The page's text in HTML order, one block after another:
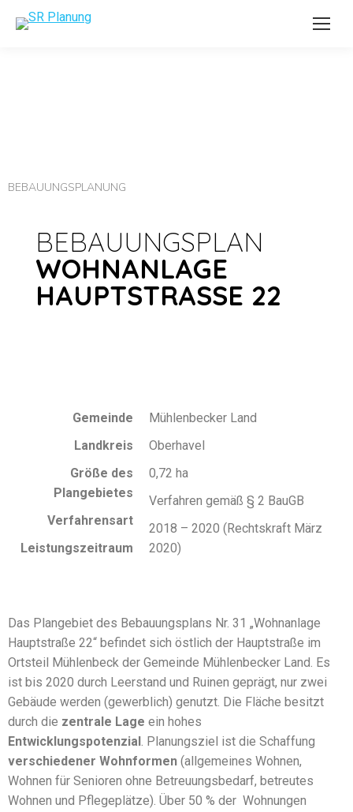
BEBAUUNGSPLANUNG
BEBAUUNGSPLAN
WOHNANLAGE
HAUPTSTRASSE 22
Gemeinde
Landkreis
Größe des
Plangebietes
Verfahrensart
Leistungszeitraum
Mühlenbecker Land
Oberhavel
0,72 ha
Verfahren gemäß § 2 BauGB
2018 – 2020 (Rechtskraft März
2020)
Das Plangebiet des Bebauungsplans Nr. 31 „Wohnanlage
Hauptstraße 22“ befindet sich östlich der Hauptstraße im
Ortsteil Mühlenbeck der Gemeinde Mühlenbecker Land. Es
ist bis 2020 durch Leerstand und Ruinen geprägt, nur zwei
Gebäude werden (gewerblich) genutzt. Die Fläche besitzt
durch die zentrale Lage ein hohes
Entwicklungspotenzial. Planungsziel ist die Schaffung
verschiedener Wohnformen (allgemeines Wohnen,
Wohnen für Senioren ohne Betreuungsbedarf, betreutes
Wohnen und Pflegeplätze). Über 50 % der Wohnungen